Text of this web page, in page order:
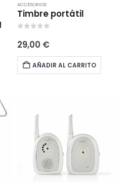
ACCESORIOS
Timbre portátil
29,00 €
AÑADIR AL CARRITO